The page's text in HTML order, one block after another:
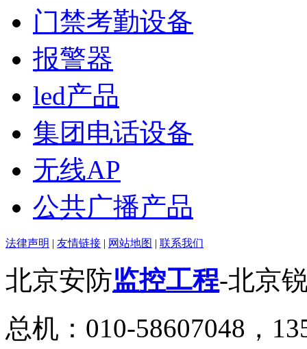
门禁考勤设备
报警器
led产品
集团电话设备
无线AP
公共广播产品
法律声明 | 友情链接 | 网站地图 | 联系我们
北京安防监控工程-北京
总机：010-58607048，